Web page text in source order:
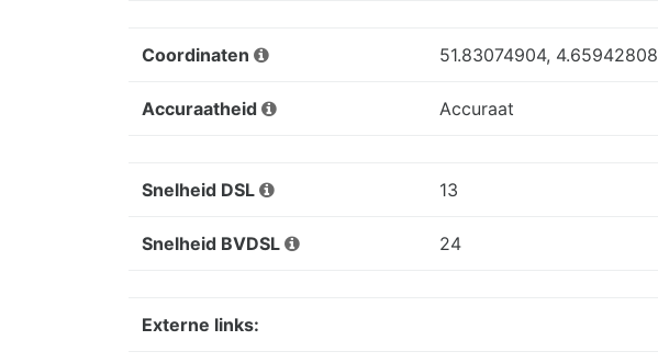
Coordinaten 51.83074904, 4.65942808
Accuraatheid Accuraat
Snelheid DSL 13
Snelheid BVDSL 24
Externe links: